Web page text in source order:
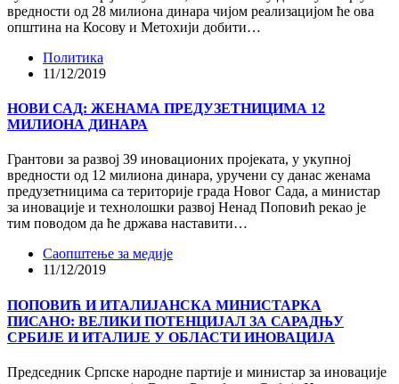
вредности од 28 милиона динара чијом реализацијом ће ова
општина на Косову и Метохији добити…
Политика
11/12/2019
НОВИ САД: ЖЕНАМА ПРЕДУЗЕТНИЦИМА 12
МИЛИОНА ДИНАРА
Грантови за развој 39 иновационих пројеката, у укупној
вредности од 12 милиона динара, уручени су данас женама
предузетницима са територије града Новог Сада, а министар
за иновације и технолошки развој Ненад Поповић рекао је
тим поводом да ће држава наставити…
Саопштење за медије
11/12/2019
ПОПОВИЋ И ИТАЛИЈАНСКА МИНИСТАРКА
ПИСАНО: ВЕЛИКИ ПОТЕНЦИЈАЛ ЗА САРАДЊУ
СРБИЈЕ И ИТАЛИЈЕ У ОБЛАСТИ ИНОВАЦИЈА
Председник Српске народне партије и министар за иновације